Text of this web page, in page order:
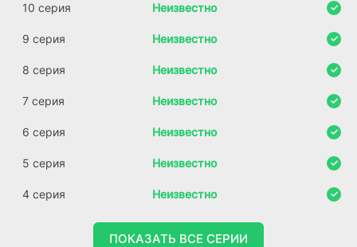
10 серия Неизвестно
9 серия Неизвестно
8 серия Неизвестно
7 серия Неизвестно
6 серия Неизвестно
5 серия Неизвестно
4 серия Неизвестно
ПОКАЗАТЬ ВСЕ СЕРИИ